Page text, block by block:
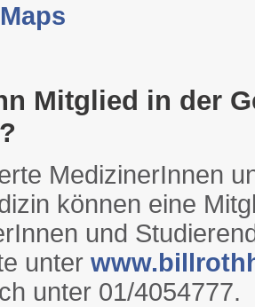
Mitglied in der
MedizinerInnen
können eine
und
unter
unter 01/4054777.